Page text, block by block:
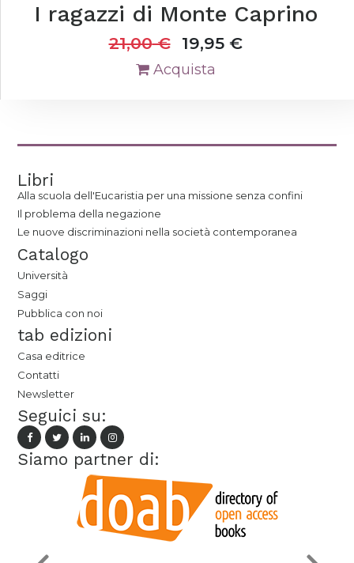
I ragazzi di Monte Caprino
21,00€ 19,95€
Acquista
Libri
Alla scuola dell'Eucaristia per una missione senza confini
Il problema della negazione
Le nuove discriminazioni nella società contemporanea
Catalogo
Università
Saggi
Pubblica con noi
tab edizioni
Casa editrice
Contatti
Newsletter
Seguici su:
Siamo partner di: